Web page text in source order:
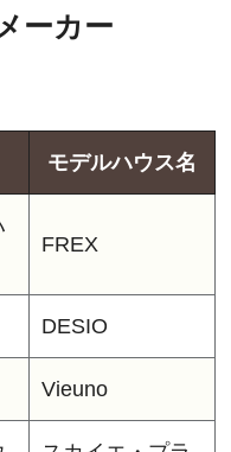
ーカー
モデルハウス名
FREX
DESIO
Vieuno